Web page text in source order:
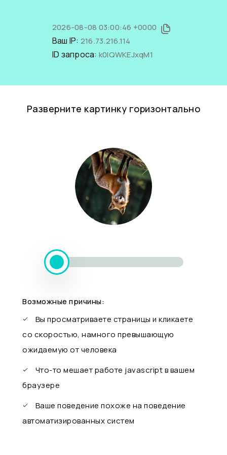
2026-08-08 03:00:46 +0000
Ваш IP: 216.73.216.114
ID запроса: k0IQWKEJxqM1
Разверните картинку горизонтально
Возможные причины:
Вы просматриваете страницы и кликаете
со скоростью, намного превышающую
ожидаемую от человека
Что-то мешает работе javascript в вашем
браузере
Ваше поведение похоже на поведение
автоматизированных систем